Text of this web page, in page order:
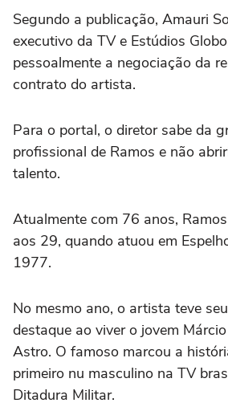
Segundo a publicação, Amauri
executivo da TV e Estúdios
pessoalmente a negociação da
contrato do artista.
Para o portal, o diretor sabe da
profissional de Ramos e não
talento.
Atualmente com 76 anos,
aos 29, quando atuou em
1977.
No mesmo ano, o artista teve
destaque ao viver o jovem
Astro. O famoso marcou a
primeiro nu masculino na TV
Ditadura Militar.